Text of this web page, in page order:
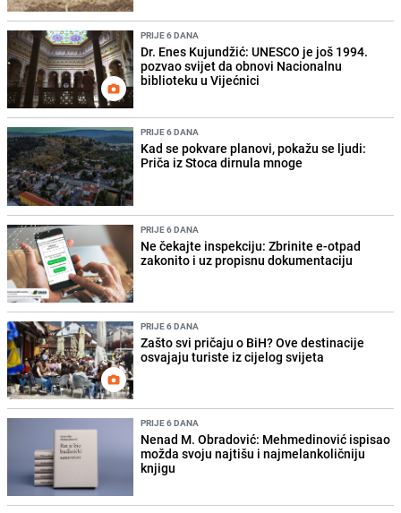
PRIJE 6 DANA
Dr. Enes Kujundžić: UNESCO je još 1994.
pozvao svijet da obnovi Nacionalnu
biblioteku u Vijećnici
PRIJE 6 DANA
Kad se pokvare planovi, pokažu se ljudi:
Priča iz Stoca dirnula mnoge
PRIJE 6 DANA
Ne čekajte inspekciju: Zbrinite e-otpad
zakonito i uz propisnu dokumentaciju
PRIJE 6 DANA
Zašto svi pričaju o BiH? Ove destinacije
osvajaju turiste iz cijelog svijeta
PRIJE 6 DANA
Nenad M. Obradović: Mehmedinović ispisao
možda svoju najtišu i najmelankoličniju
knjigu